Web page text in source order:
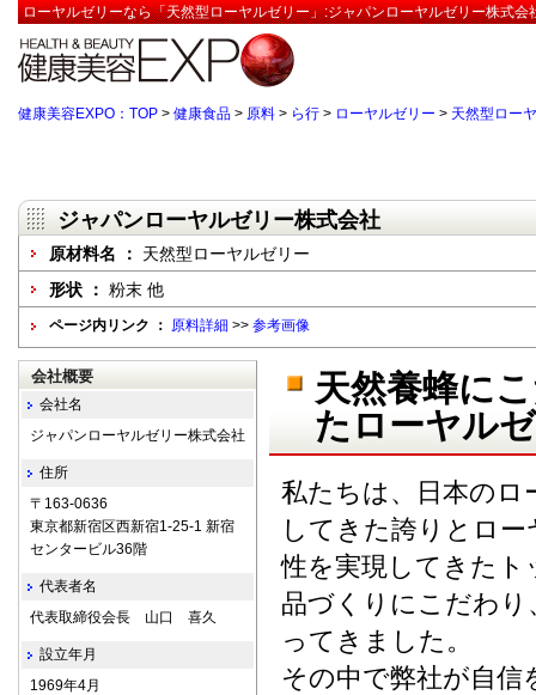
ローヤルゼリーなら「天然型ローヤルゼリー」:ジャパンローヤルゼリー株式会
健康美容EXPO：TOP > 健康食品 > 原料 > ら行 > ローヤルゼリー > 天然型ロー
ジャパンローヤルゼリー株式会社
原材料名 ： 天然型ローヤルゼリー
形状 ： 粉末 他
ページ内リンク ： 原料詳細 >> 参考画像
天然養蜂に
たローヤル
私たちは、日本のロ
してきた誇りとロ
性を実現してきたト
品づくりにこだわり
ってきました。
その中で弊社が自
会社概要
会社名
ジャパンローヤルゼリー株式会社
住所
〒163-0636
東京都新宿区西新宿1-25-1 新宿
センタービル36階
代表者名
代表取締役会長 山口 喜久
設立年月
1969年4月